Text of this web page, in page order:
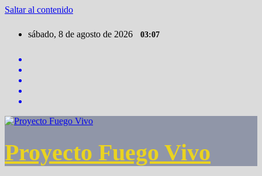
Saltar al contenido
sábado, 8 de agosto de 2026 03:07
Proyecto Fuego Vivo